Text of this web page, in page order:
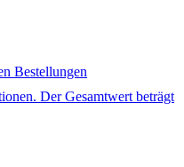
Bestellungen
Der Gesamtwert beträgt